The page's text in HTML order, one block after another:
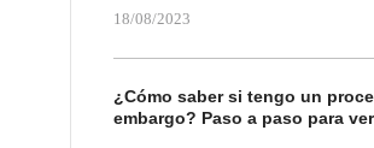
18/08/2023
¿Cómo saber si tengo un
embargo? Paso a paso para